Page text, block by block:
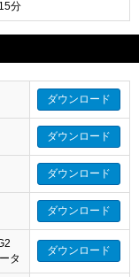
分
ダウンロード
ダウンロード
ダウンロード
ダウンロード
タ
ダウンロード